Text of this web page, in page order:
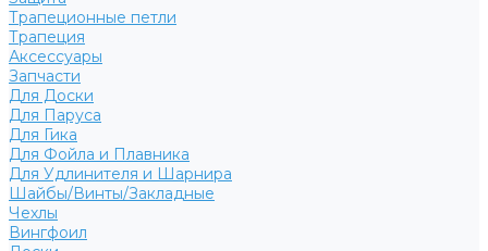
Трапеционные петли
Трапеция
Аксессуары
Запчасти
Для Доски
Для Паруса
Для Гика
Для Фойла и Плавника
Для Удлинителя и Шарнира
Шайбы/Винты/Закладные
Чехлы
Вингфоил